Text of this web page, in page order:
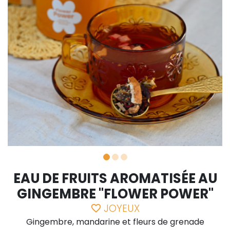
EAU DE FRUITS AROMATISÉE AU
GINGEMBRE "FLOWER POWER"
favorite_border JOYEUX
Gingembre, mandarine et fleurs de grenade